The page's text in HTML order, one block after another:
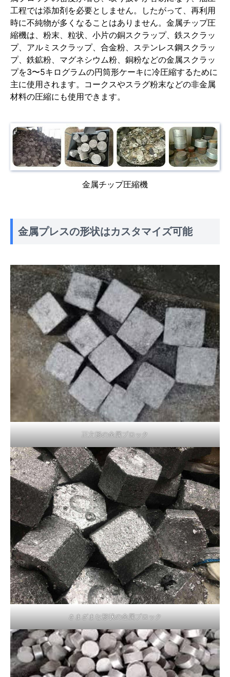
工程では添加剤を必要としません。したがって、再利用
時に不純物が多くなることはありません。金属チップ圧
縮機は、粉末、粒状、小片の銅スクラップ、鉄スクラッ
プ、アルミスクラップ、合金粉、ステンレス鋼スクラッ
プ、鉄鉱粉、マグネシウム粉、銅粉などの金属スクラッ
プを3〜5キログラムの円筒形ケーキに冷圧縮するために
主に使用されます。コークスやスラグ粉末などの非金属
材料の圧縮にも使用できます。
金属チップ圧縮機
金属プレスの形状はカスタマイズ可能
正方形の金属ブロック
さまざまな形状の金属ブロック